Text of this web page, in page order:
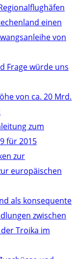
einen
von
Frage würde uns
von ca. 20 Mrd.
zum
für 2015
zur
europäischen
als konsequente
zwischen
Troika im